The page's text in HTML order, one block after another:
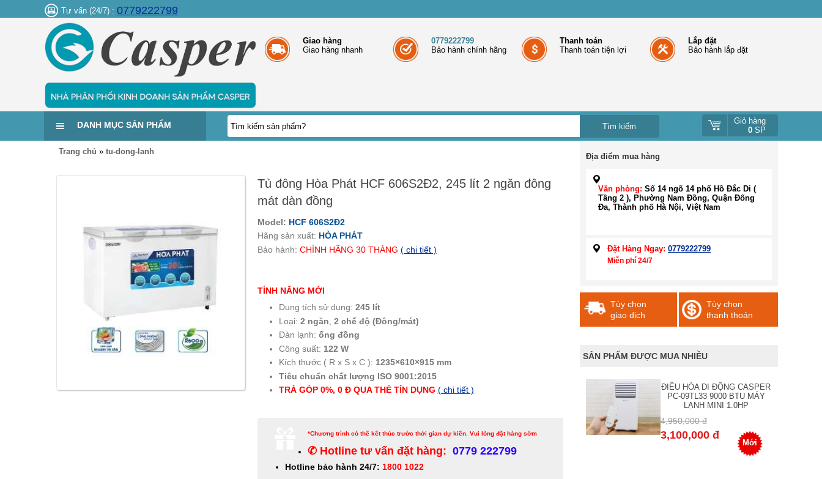
Tư vấn (24/7) : 0779222799
Giao hàng
Giao hàng nhanh
0779222799
Bảo hành chính hãng
Thanh toán
Thanh toán tiện lợi
Lắp đặt
Bảo hành lắp đặt
Giỏ hàng
0 SP
DANH MỤC SẢN PHẨM
Trang chủ » tu-dong-lanh
Tủ đông Hòa Phát HCF 606S2Đ2, 245 lít 2 ngăn đông
mát dàn đồng
Model: HCF 606S2Đ2
Hãng sản xuất: HÒA PHÁT
Bảo hành: CHÍNH HÃNG 30 THÁNG ( chi tiết )
TÍNH NĂNG MỚI
Dung tích sử dụng: 245 lít
Loại: 2 ngăn 2 chế độ (Đông/mát)
Dàn lạnh: ống đồng
Công suất: 122 W
Kích thước ( R x S x C ): 1235×610×915 mm
Tiêu chuẩn chất lượng ISO 9001:2015
TRẢ GÓP 0%, 0 Đ QUA THẺ TÍN DỤNG ( chi tiết )
*Chương trình có thể kết thúc trước thời gian dự kiến. Vui lòng đặt hàng sớm
✆ Hotline tư vấn đặt hàng: 0779 222799
Hotline bảo hành 24/7: 1800 1022
Địa điểm mua hàng
Văn phòng: Số 14 ngõ 14 phố Hồ Đắc Di (
Tầng 2 ), Phường Nam Đồng, Quận Đống
Đa, Thành phố Hà Nội, Việt Nam
Đặt Hàng Ngay: 0779222799
Miễn phí 24/7
Tùy chọn
giao dịch
Tùy chọn
thanh thoán
SẢN PHẨM ĐƯỢC MUA NHIỀU
ĐIỀU HÒA DI ĐỘNG CASPER
PC-09TL33 9000 BTU MÁY
LẠNH MINI 1.0HP
4,950,000 đ
3,100,000 đ
Mới